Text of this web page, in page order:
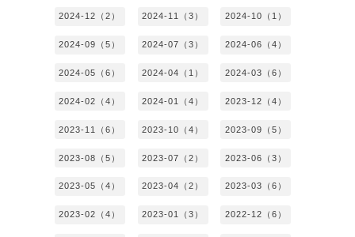
2024-12（2） 2024-11（3） 2024-10（1）
2024-09（5） 2024-07（3） 2024-06（4）
2024-05（6） 2024-04（1） 2024-03（6）
2024-02（4） 2024-01（4） 2023-12（4）
2023-11（6） 2023-10（4） 2023-09（5）
2023-08（5） 2023-07（2） 2023-06（3）
2023-05（4） 2023-04（2） 2023-03（6）
2023-02（4） 2023-01（3） 2022-12（6）